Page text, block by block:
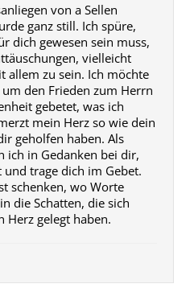
von a Sellen
ganz still. Ich spüre,
dich gewesen sein muss,
vielleicht
allem zu sein. Ich möchte
den Frieden zum Herrn
gebetet, was ich
mein Herz so wie dein
geholfen haben. Als
ich in Gedanken bei dir,
trage dich im Gebet.
schenken, wo Worte
die Schatten, die sich
Herz gelegt haben.